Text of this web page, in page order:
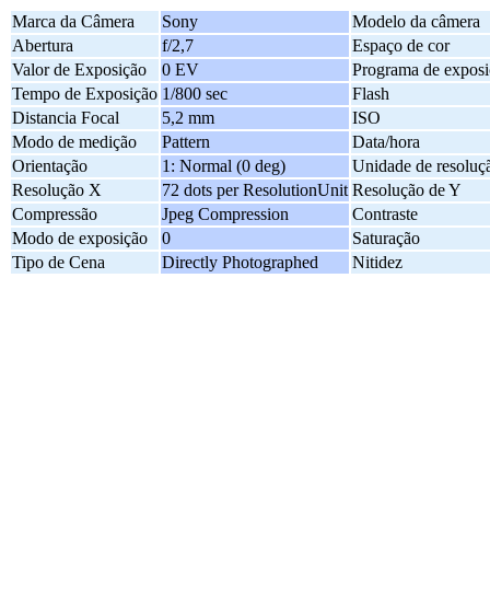
Marca da Câmera Sony
Modelo da câmera
Abertura
f/2,7
Espaço de cor
Valor de Exposição
0 EV
Programa de
Tempo de Exposição 1/800 sec
Flash
Distancia Focal
5,2 mm
ISO
Modo de medição
Pattern
Data/hora
Orientação
1: Normal (0 deg)
Unidade de
Resolução X
72 dots per ResolutionUnit Resolução de Y
Compressão
Jpeg Compression
Contraste
Modo de exposição
0
Saturação
Tipo de Cena
Directly Photographed Nitidez